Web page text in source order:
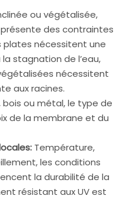
ou végétalisée,
des contraintes
plates nécessitent une
stagnation de l’eau,
nécessitent
aux racines.
bois ou métal, le type de
de la membrane et du
Température,
les conditions
la durabilité de la
résistant aux UV est